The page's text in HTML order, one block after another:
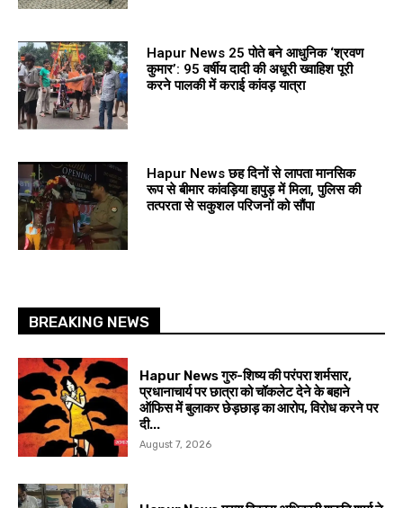
Hapur News 25 पोते बने आधुनिक ‘श्रवण
कुमार’: 95 वर्षीय दादी की अधूरी ख्वाहिश पूरी
करने पालकी में कराई कांवड़ यात्रा
Hapur News छह दिनों से लापता मानसिक
रूप से बीमार कांवड़िया हापुड़ में मिला, पुलिस की
तत्परता से सकुशल परिजनों को सौंपा
BREAKING NEWS
Hapur News गुरु-शिष्य की परंपरा शर्मसार,
प्रधानाचार्य पर छात्रा को चॉकलेट देने के बहाने
ऑफिस में बुलाकर छेड़छाड़ का आरोप, विरोध करने पर
दी...
August 7, 2026